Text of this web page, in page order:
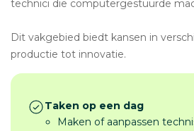
technici die computergestuurde
Dit vakgebied biedt kansen in
productie tot innovatie.
Taken op een dag
Maken of aanpassen